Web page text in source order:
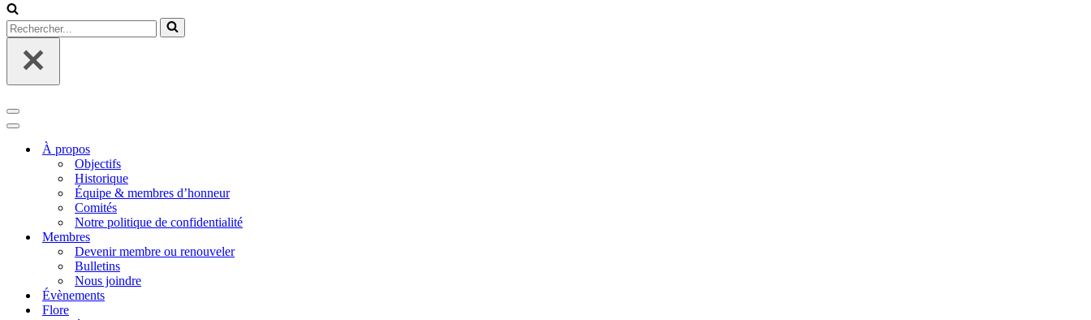
Rechercher...
Menu
de
navigation
Menu
navigationÀ propos
Objectifs
Historique
Équipe & membres d’honneur
Comités
Notre politique de confidentialité
Membres
Devenir membre ou renouveler
Bulletins
Nous joindre
Évènements
Flore